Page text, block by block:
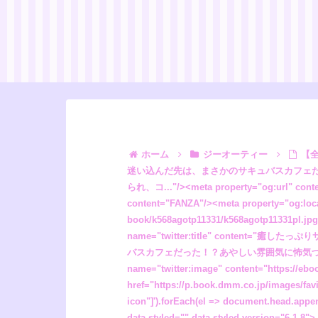
ホーム ジーオーティー 【全部無料フル漫画】癒したっぷりサキュバスカフェ”/><meta property="og:description" content="仕事で疲弊した田中が迷い込んだ先は、まさかのサキュバスカフェだった！？あやしい雰囲気に怖